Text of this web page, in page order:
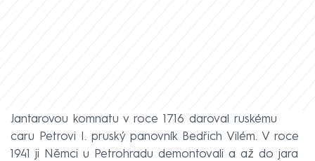
Jantarovou komnatu v roce 1716 daroval ruskému
caru Petrovi I. pruský panovník Bedřich Vilém. V roce
1941 ji Němci u Petrohradu demontovali a až do jara